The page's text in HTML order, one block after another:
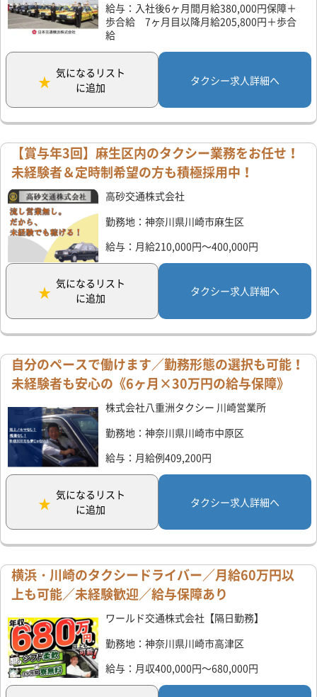
給与：入社後6ヶ月間月給380,000円保障＋
歩合給 7ヶ月目以降月給205,800円＋歩合
給
気になるリスト
に追加
タクシー求人詳細へ
【賞与年3回】麻生区内のタクシー業務をお任せ！
未経験者＆定時制希望の方も積極採用中！
高砂交通株式会社
勤務地：神奈川県川崎市麻生区
給与：月給210,000円～400,000円
気になるリスト
に追加
タクシー求人詳細へ
自分のペースで働けます／勤務形態の選択も可能！
未経験者も安心の《6ヶ月×30万円の給与保障》
株式会社八重洲タクシー 川崎営業所
勤務地：神奈川県川崎市中原区
給与：月給例409,200円
気になるリスト
に追加
タクシー求人詳細へ
横浜・川崎のタクシードライバー／月給60万円以
上も可能／未経験歓迎／給与保障あり
ワールド交通株式会社【隔日勤務】
勤務地：神奈川県川崎市高津区
給与：月収400,000円～680,000円